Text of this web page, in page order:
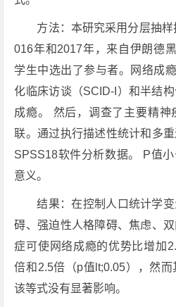
方法：本研究采用分层抽
016年和2017年，来自伊朗德
学生中选出了参与者。网络成
化临床访谈（SCID-I）和半结
成瘾。 然后，调查了主要精神
联。通过执行描述性统计和多
SPSS18软件分析数据。 P值
意义。
结果：在控制人口统计学
碍、强迫性人格障碍、焦虑、
症可使网络成瘾的优势比增加
倍和2.5倍（p值lt;0.05），然
该等式没有显著影响。